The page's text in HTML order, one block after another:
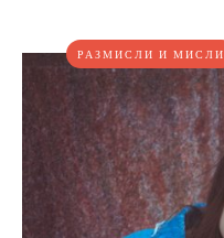
РАЗМИСЛИ И МИСЛИ